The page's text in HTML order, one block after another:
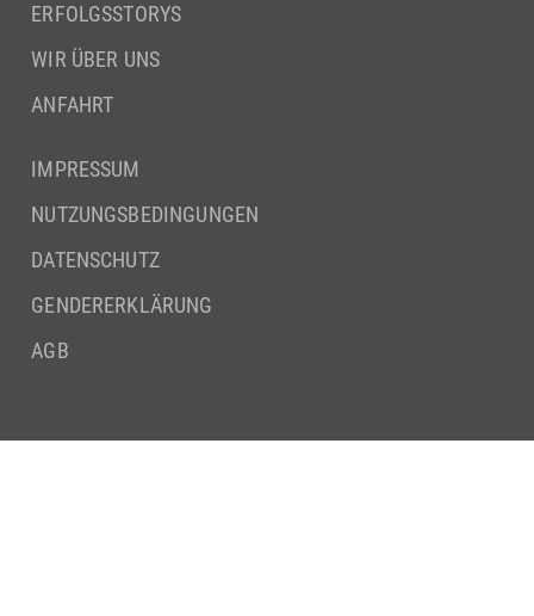
ERFOLGSSTORYS
WIR ÜBER UNS
ANFAHRT
IMPRESSUM
NUTZUNGSBEDINGUNGEN
DATENSCHUTZ
GENDERERKLÄRUNG
AGB